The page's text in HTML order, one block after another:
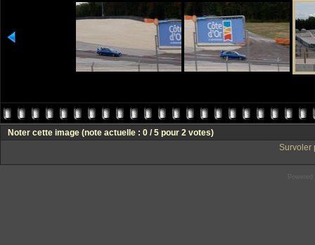
Noter cette image (note actuelle : 0 / 5 pour 2 votes)
Survoler